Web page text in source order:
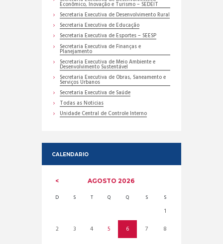
Econômico, Inovação e Turismo – SEDEIT
Secretaria Executiva de Desenvolvimento Rural
Secretaria Executiva de Educação
Secretaria Executiva de Esportes – SEESP
Secretaria Executiva de Finanças e
Planejamento
Secretaria Executiva de Meio Ambiente e
Desenvolvimento Sustentável
Secretaria Executiva de Obras, Saneamento e
Serviços Urbanos
Secretaria Executiva de Saúde
Todas as Noticias
Unidade Central de Controle Interno
CALENDARIO
AGOSTO2026
D S T Q Q S S
1
2
3 4 5 6 7
8